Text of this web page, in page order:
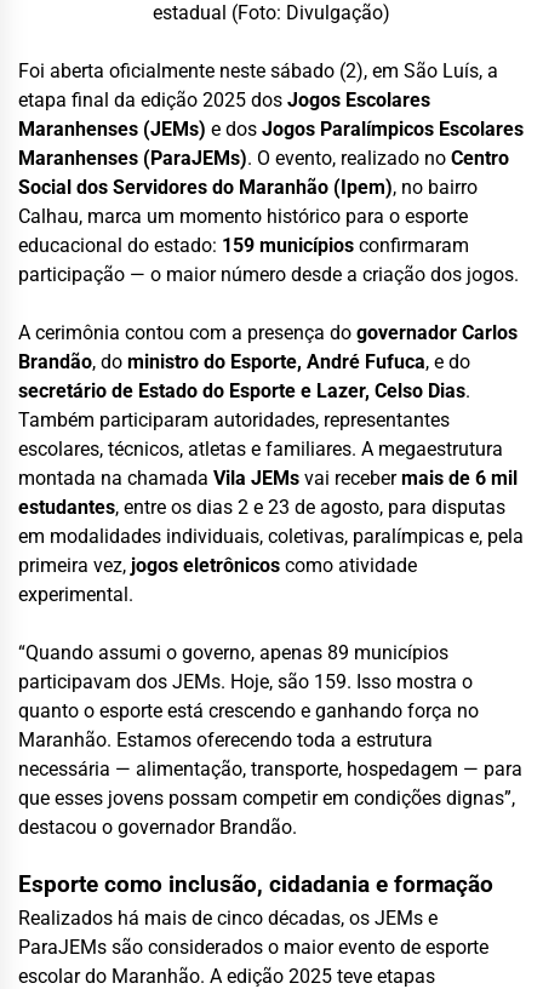
estadual (Foto: Divulgação)
Foi aberta oficialmente neste sábado (2), em São Luís, a
etapa final da edição 2025 dos Jogos Escolares
Maranhenses (JEMs) e dos Jogos Paralímpicos Escolares
Maranhenses (ParaJEMs). O evento, realizado no Centro
Social dos Servidores do Maranhão (Ipem), no bairro
Calhau, marca um momento histórico para o esporte
educacional do estado: 159 municípios confirmaram
participação — o maior número desde a criação dos jogos.
A cerimônia contou com a presença do governador Carlos
Brandão, do ministro do Esporte, André Fufuca, e do
secretário de Estado do Esporte e Lazer, Celso Dias.
Também participaram autoridades, representantes
escolares, técnicos, atletas e familiares. A megaestrutura
montada na chamada Vila JEMs vai recebermais de 6 mil
estudantes, entre os dias 2 e 23 de agosto, para disputas
em modalidades individuais, coletivas, paralímpicas e, pela
primeira vez, jogos eletrônicos como atividade
experimental.
“Quando assumi o governo, apenas 89 municípios
participavam dos JEMs. Hoje, são 159. Isso mostra o
quanto o esporte está crescendo e ganhando força no
Maranhão. Estamos oferecendo toda a estrutura
necessária — alimentação, transporte, hospedagem — para
que esses jovens possam competir em condições dignas”,
destacou o governador Brandão.
Esporte como inclusão, cidadania e formação
Realizados há mais de cinco décadas, os JEMs e
ParaJEMs são considerados o maior evento de esporte
escolar do Maranhão. A edição 2025 teve etapas